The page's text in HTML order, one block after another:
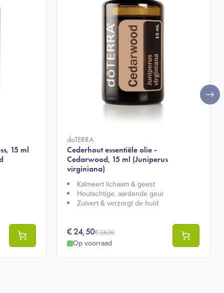
15 ml
doTERRA
Cederhout essentiële olie -
Cedarwood, 15 ml (Juniperus
virginiana)
Kalmeert lichaam & geest​
Houtachtige, aardende geur​
Zuivert & verzorgt de huid​
€24,50€26,00
Op voorraad